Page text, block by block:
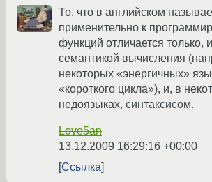
То, что в английском
применительно к
функций отличается только,
семантикой вычисления
некоторых «энергичных»
«короткого цикла»), и, в
недоязыках, синтаксисом.
Love5an
13.12.2009 16:29:16 +00:00
Ссылка